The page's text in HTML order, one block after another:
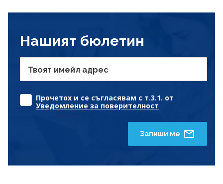
Нашият бюлетин
Твоят имейл адрес
Прочетох и се съгласявам с т.3.1. от
Уведомление за поверителност
Запиши ме